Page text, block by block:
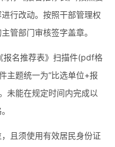
行改动。按照干部管理权
管部门审核签字盖章。
报名推荐表》扫描件(pdf格
主题统一为“比选单位+报
未能在规定时间内完成以
且须使用有效居民身份证